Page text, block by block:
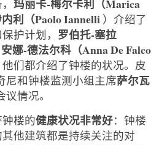
玛丽卡-梅尔卡利（Marica
利（Paolo Iannelli ）介绍了
护计划， 罗伯托-塞拉
安娜-德法尔科（Anna De Falco
们都介绍了钟楼的状况。皮
尼和钟楼监测小组主席萨尔瓦
情况。
楼的健康状况非常好：钟楼
他建筑都是持续关注的对